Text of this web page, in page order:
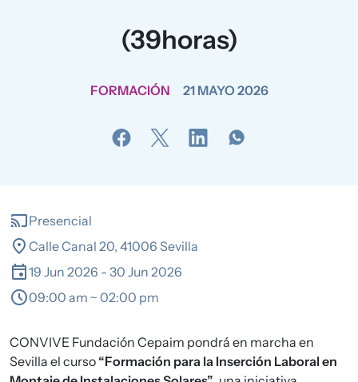
(39horas)
FORMACIÓN 21 MAYO 2026
castPresencial
location_on Calle Canal 20, 41006 Sevilla
event19 Jun 2026 - 30 Jun 2026
schedule09:00 am ~ 02:00 pm
CONVIVE Fundación Cepaim pondrá en marcha en
Sevilla el curso “Formación para la Inserción Laboral en